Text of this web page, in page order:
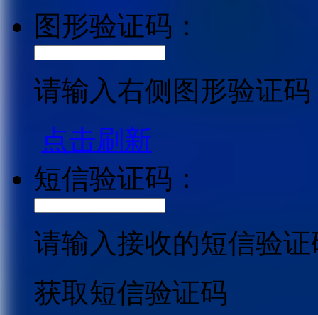
图形验证码：
请输入右侧图形验证码
点击刷新
短信验证码：
请输入接收的短信验证
获取短信验证码